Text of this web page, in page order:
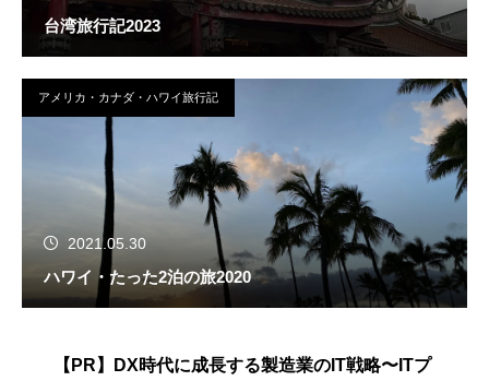
台湾旅行記2023
アメリカ・カナダ・ハワイ旅行記
2021.05.30
ハワイ・たった2泊の旅2020
【PR】DX時代に成長する製造業のIT戦略〜ITプ